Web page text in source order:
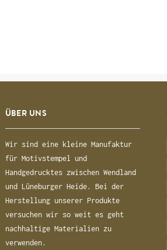
ÜBER UNS
Wir sind eine kleine Manufaktur
für Motivstempel und
Handgedrucktes zwischen Wendland
und Lüneburger Heide. Bei der
Herstellung unserer Produkte
versuchen wir so weit es geht
nachhaltige Materialien zu
verwenden.